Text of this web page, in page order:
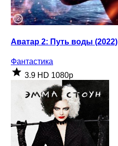
Аватар 2: Путь воды (2022)
Фантастика
3.9 HD 1080p